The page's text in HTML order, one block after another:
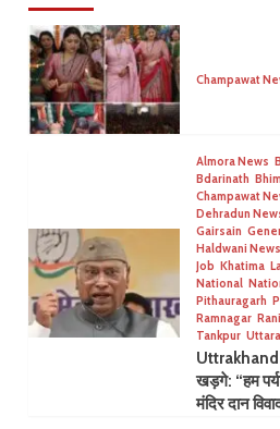
Champawat
Almora News
Bdarinath
Champawat
Dehradun
Gairsain
Haldwani News
Job Khatima
National
Pithauragarh
Ramnagar
Tankpur
Uttrakhand
खड़गे: “हम
मंदिर दान